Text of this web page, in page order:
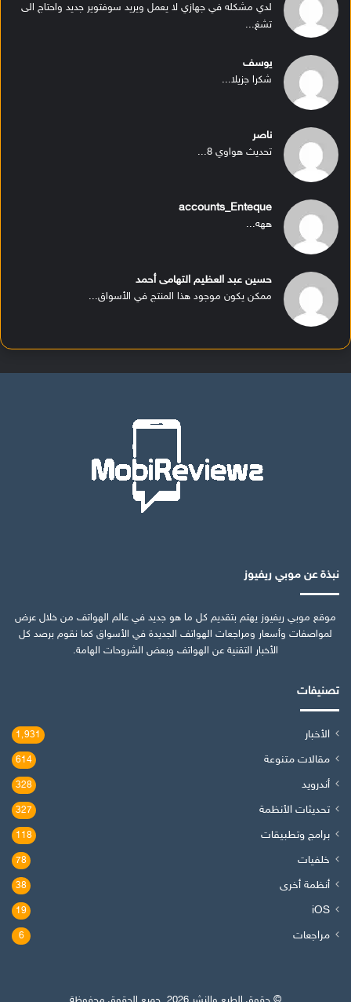
لدي مشكله في جهازي لا يعمل ويريد سوفتوير جديد واحتاج الى
تشغ...
يوسف
شكرا جزيلا...
ناصر
تحديث هواوي 8...
accounts_Enteque
ههه...
حسين عبد العظيم التهامى أحمد
ممكن يكون موجود هذا المنتج في الأسواق...
نبذة عن موبي ريفيوز
موقع موبي ريفيوز يهتم بتقديم كل ما هو جديد في عالم الهواتف من خلال عرض
لمواصفات وأسعار ومراجعات الهواتف الجديدة في الأسواق كما نقوم برصد كل
الأخبار التقنية عن الهواتف وبعض الشروحات الهامة.
تصنيفات
الأخبار 1٬931
مقالات متنوعة 614
أندرويد 328
تحديثات الأنظمة 327
برامج وتطبيقات 118
خلفيات 78
أنظمة أخرى 38
iOS
19
مراجعات 6